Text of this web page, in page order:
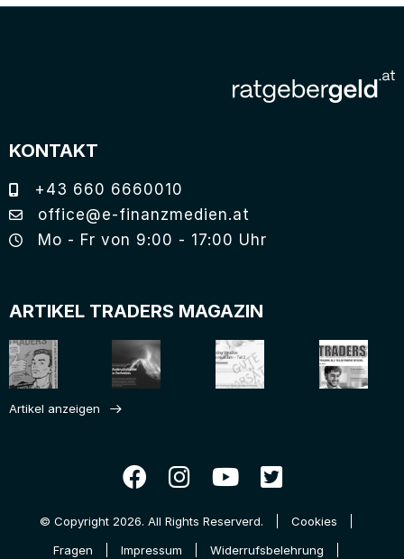
KONTAKT
+43 660 6660010
office@e-finanzmedien.at
Mo - Fr von 9:00 - 17:00 Uhr
ARTIKEL TRADERS MAGAZIN
Artikel anzeigen
© Copyright 2026. All Rights Reserverd.
Cookies
Fragen
Impressum Widerrufsbelehrung